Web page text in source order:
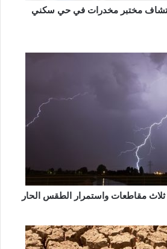
مختبر مخدرات في حي سكني
مقاطعات واستمرار الطقس الحار